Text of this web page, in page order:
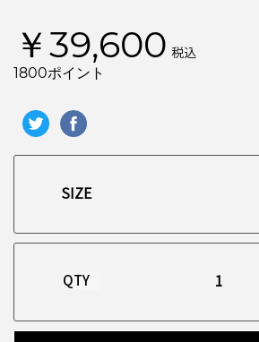
￥39,600 税込
1800ポイント
QTY